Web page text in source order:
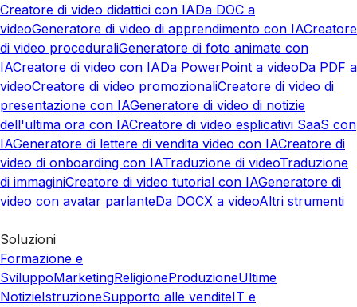
Creatore di video didattici con IADa DOC a
videoGeneratore di video di apprendimento con IACreatore
di video proceduraliGeneratore di foto animate con
IACreatore di video con IADa PowerPoint a videoDa PDF a
videoCreatore di video promozionaliCreatore di video di
presentazione con IAGeneratore di video di notizie
dell'ultima ora con IACreatore di video esplicativi SaaS con
IAGeneratore di lettere di vendita video con IACreatore di
video di onboarding con IATraduzione di videoTraduzione
di immaginiCreatore di video tutorial con IAGeneratore di
video con avatar parlanteDa DOCX a videoAltri strumenti
Soluzioni
Formazione e
SviluppoMarketingReligioneProduzioneUltime
NotizieIstruzioneSupporto alle venditeIT e